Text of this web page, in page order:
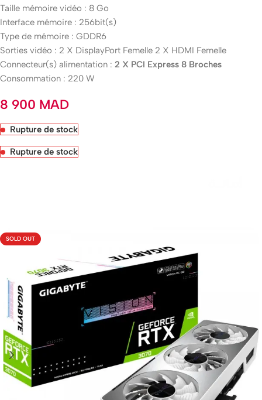
Taille mémoire vidéo : 8 Go
Interface mémoire : 256bit(s)
Type de mémoire : GDDR6
Sorties vidéo : 2 X DisplayPort Femelle 2 X HDMI Femelle
Connecteur(s) alimentation : 2 X PCI Express 8 Broches
Consommation : 220 W
8 900 MAD
Rupture de stock
Rupture de stock
SOLD OUT